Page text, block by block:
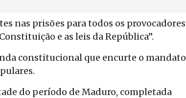
nas prisões para todos os provocadores
e as leis da República”.
constitucional que encurte o mandato
do período de Maduro, completada